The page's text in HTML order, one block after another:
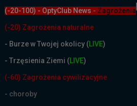
(-20-100) - OptyClub News - Zagrożenia
(-20) Zagrożenia naturalne
- Burze w Twojej okolicy (LIVE)
- Trzęsienia Ziemi (LIVE)
(-60) Zagrożenia cywilizacyjne
- choroby